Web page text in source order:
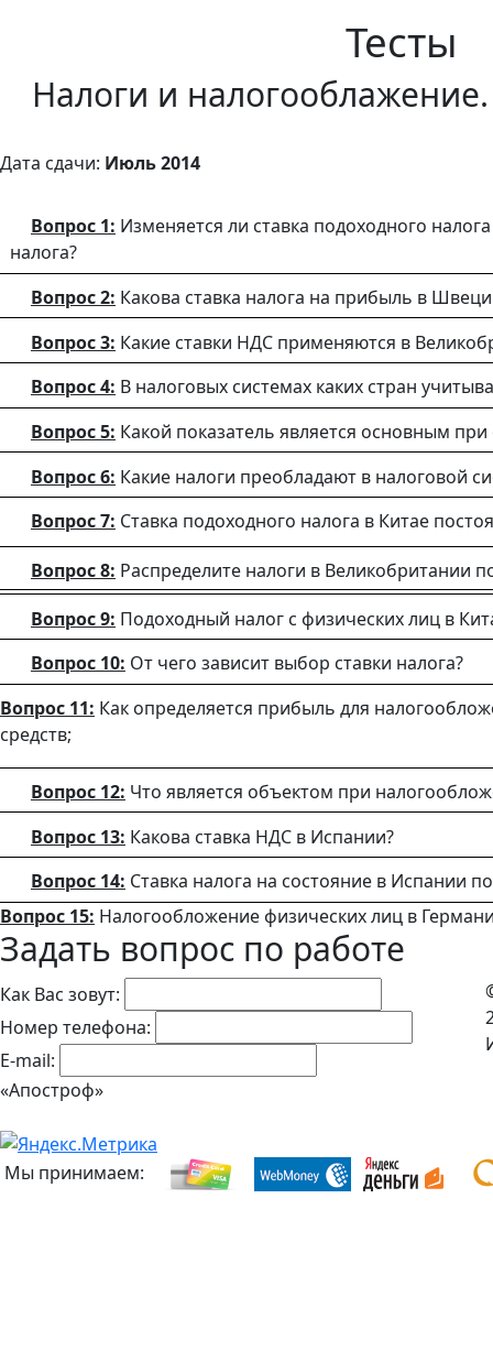
Тесты
Налоги и
Дата сдачи: Июль 2014
Вопрос 1: Изменяется ли ставка подоходного
налога?
Вопрос 2: Какова ставка налога на прибыль в
Вопрос 3: Какие ставки НДС применяются в
Вопрос 4: В налоговых системах каких стран
Вопрос 5: Какой показатель является основным
Вопрос 6: Какие налоги преобладают в налоговой
Вопрос 7: Ставка подоходного налога в Китае
Вопрос 8: Распределите налоги в Великобритании
Вопрос 9: Подоходный налог с физических лиц в
Вопрос 10: От чего зависит выбор ставки налога?
Вопрос 11: Как определяется прибыль для
средств;
Вопрос 12: Что является объектом при
Вопрос 13: Какова ставка НДС в Испании?
Вопрос 14: Ставка налога на состояние в Испании
Вопрос 15: Налогообложение физических лиц в
Задать вопрос по работе
Как Вас зовут:
Номер телефона:
E-mail:
«Апостроф»
Мы принимаем: